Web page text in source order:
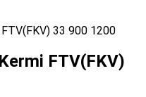
33 900 1200
FTV(FKV)